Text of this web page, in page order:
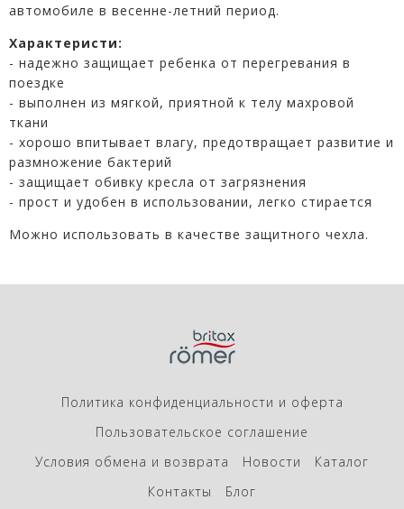
автомобиле в весенне-летний период.
Характеристи:
- надежно защищает ребенка от перегревания в
поездке
- выполнен из мягкой, приятной к телу махровой
ткани
- хорошо впитывает влагу, предотвращает развитие и
размножение бактерий
- защищает обивку кресла от загрязнения
- прост и удобен в использовании, легко стирается
Можно использовать в качестве защитного чехла.
Политика конфиденциальности и оферта
Пользовательское соглашение
Условия обмена и возврата
Новости
Каталог
Контакты
Блог